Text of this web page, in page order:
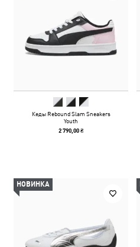
Кеды Rebound Slam Sneakers
Youth
2 790,00 ₴
НОВИНКА